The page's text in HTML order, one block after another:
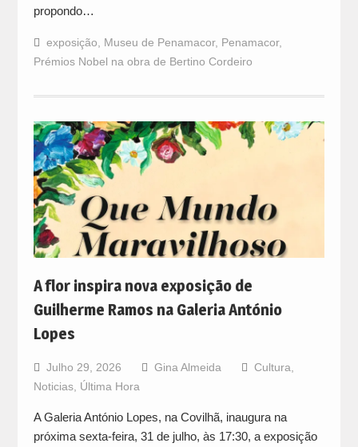
propondo…
exposição Museu de Penamacor, Penamacor,
Prémios Nobel na obra de Bertino Cordeiro
A flor inspira nova exposição de
Guilherme Ramos na Galeria António
Lopes
Julho 29, 2026 Gina Almeida Cultura
Noticias, Última Hora
A Galeria António Lopes, na Covilhã, inaugura na
próxima sexta-feira, 31 de julho, às 17:30, a exposição